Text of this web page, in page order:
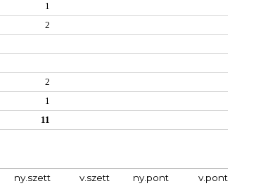
1
2
2
1
11
ny.szett v.szett ny.pont v.pont